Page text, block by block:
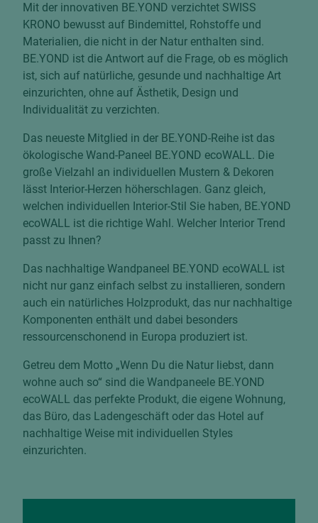
Mit der innovativen BE.YOND verzichtet SWISS
KRONO bewusst auf Bindemittel, Rohstoffe und
Materialien, die nicht in der Natur enthalten sind.
BE.YOND ist die Antwort auf die Frage, ob es möglich
ist, sich auf natürliche, gesunde und nachhaltige Art
einzurichten, ohne auf Ästhetik, Design und
Individualität zu verzichten.
Das neueste Mitglied in der BE.YOND-Reihe ist das
ökologische Wand-Paneel BE.YOND ecoWALL. Die
große Vielzahl an individuellen Mustern & Dekoren
lässt Interior-Herzen höherschlagen. Ganz gleich,
welchen individuellen Interior-Stil Sie haben, BE.YOND
ecoWALL ist die richtige Wahl. Welcher Interior Trend
passt zu Ihnen?
Das nachhaltige Wandpaneel BE.YOND ecoWALL ist
nicht nur ganz einfach selbst zu installieren, sondern
auch ein natürliches Holzprodukt, das nur nachhaltige
Komponenten enthält und dabei besonders
ressourcenschonend in Europa produziert ist.
Getreu dem Motto „Wenn Du die Natur liebst, dann
wohne auch so“ sind die Wandpaneele BE.YOND
ecoWALL das perfekte Produkt, die eigene Wohnung,
das Büro, das Ladengeschäft oder das Hotel auf
nachhaltige Weise mit individuellen Styles
einzurichten.